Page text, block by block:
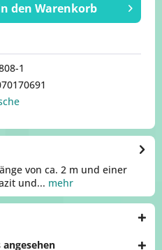
den Warenkorb
1
von ca. 2 m und einer
und... mehr